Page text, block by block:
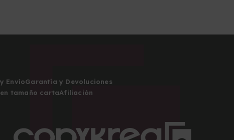
EnvíoGarantía y Devoluciones
tamaño cartaAfiliación